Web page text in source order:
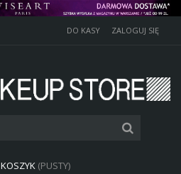
DO KASY ZALOGUJ SIĘ
KOSZYK (PUSTY)